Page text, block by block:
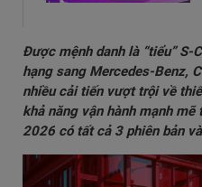
Được mệnh danh là “tiểu” S-
hạng sang Mercedes-Benz,
nhiều cải tiến vượt trội về
khả năng vận hành mạnh
2026 có tất cả 3 phiên bản